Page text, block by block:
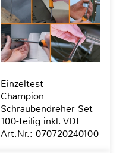
Einzeltest
Champion
Schraubendreher Set
100-teilig inkl. VDE
Art.Nr.: 070720240100